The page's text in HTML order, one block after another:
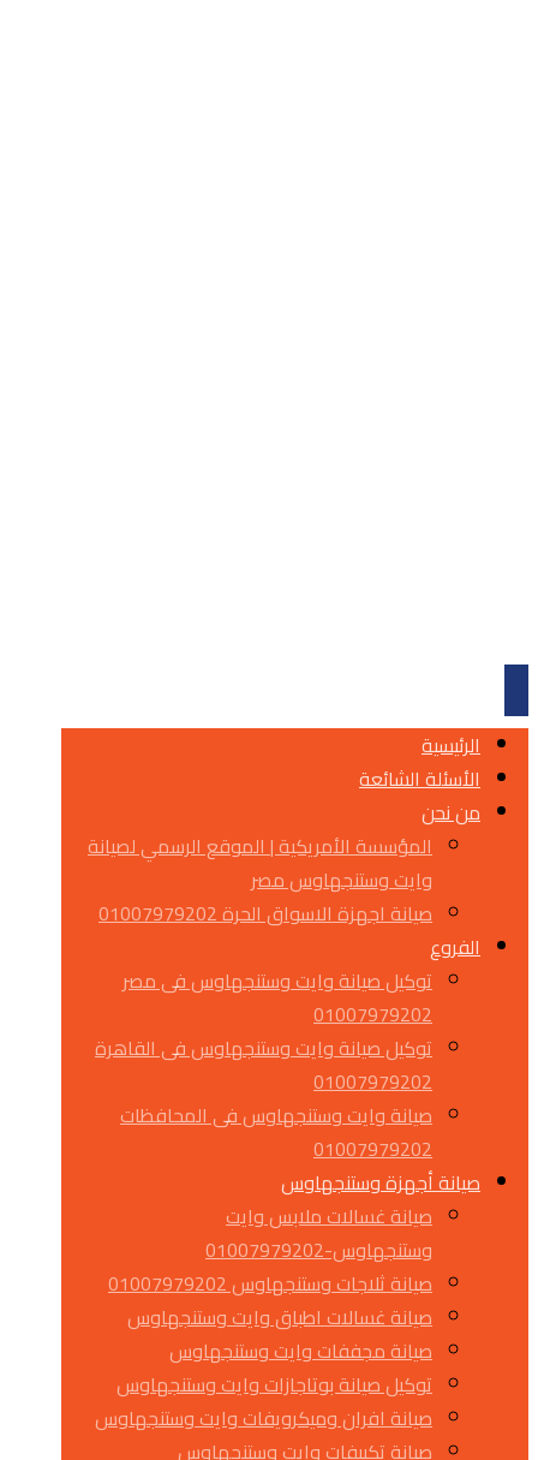
الرئيسية
الأسئلة الشائعة
من نحن
المؤسسة الأمريكية | الموقع الرسمي لصيانة
وايت وستنجهاوس مصر
صيانة اجهزة الاسواق الحرة 01007979202
الفروع
توكيل صيانة وايت وستنجهاوس فى مصر
01007979202
توكيل صيانة وايت وستنجهاوس فى القاهرة
01007979202
صيانة وايت وستنجهاوس فى المحافظات
01007979202
صيانة أجهزة وستنجهاوس
صيانة غسالات ملابس وايت
وستنجهاوس-01007979202
صيانة ثلاجات وستنجهاوس 01007979202
صيانة غسالات اطباق وايت وستنجهاوس
صيانة مجففات وايت وستنجهاوس
توكيل صيانة بوتاجازات وايت وستنجهاوس
صيانة افران وميكرويفات وايت وستنجهاوس
صيانة تكييفات وايت وستنجهاوس